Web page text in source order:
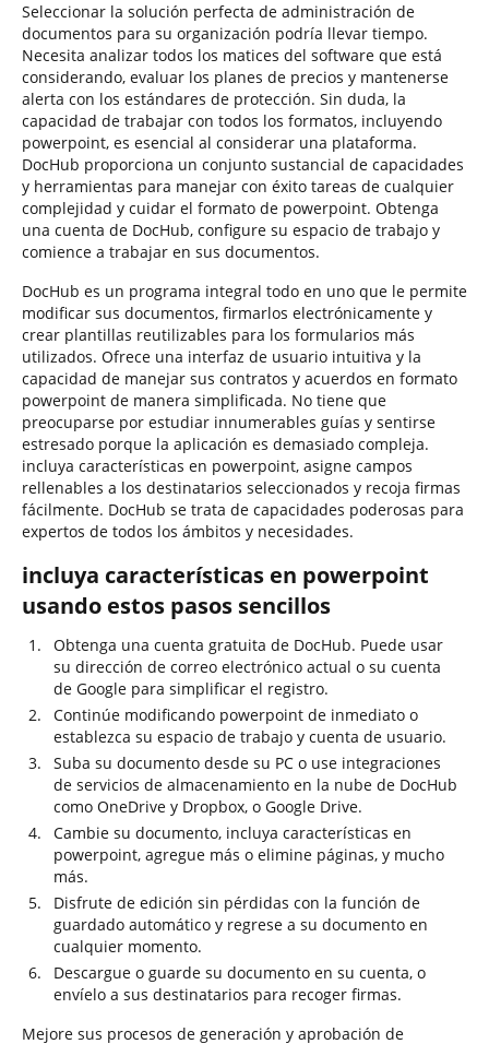
Seleccionar la solución perfecta de administración de
documentos para su organización podría llevar tiempo.
Necesita analizar todos los matices del software que está
considerando, evaluar los planes de precios y mantenerse
alerta con los estándares de protección. Sin duda, la
capacidad de trabajar con todos los formatos, incluyendo
powerpoint, es esencial al considerar una plataforma.
DocHub proporciona un conjunto sustancial de capacidades
y herramientas para manejar con éxito tareas de cualquier
complejidad y cuidar el formato de powerpoint. Obtenga
una cuenta de DocHub, configure su espacio de trabajo y
comience a trabajar en sus documentos.
DocHub es un programa integral todo en uno que le permite
modificar sus documentos, firmarlos electrónicamente y
crear plantillas reutilizables para los formularios más
utilizados. Ofrece una interfaz de usuario intuitiva y la
capacidad de manejar sus contratos y acuerdos en formato
powerpoint de manera simplificada. No tiene que
preocuparse por estudiar innumerables guías y sentirse
estresado porque la aplicación es demasiado compleja.
incluya características en powerpoint, asigne campos
rellenables a los destinatarios seleccionados y recoja firmas
fácilmente. DocHub se trata de capacidades poderosas para
expertos de todos los ámbitos y necesidades.
incluya características en powerpoint
usando estos pasos sencillos
Obtenga una cuenta gratuita de DocHub. Puede usar
su dirección de correo electrónico actual o su cuenta
de Google para simplificar el registro.
Continúe modificando powerpoint de inmediato o
establezca su espacio de trabajo y cuenta de usuario.
Suba su documento desde su PC o use integraciones
de servicios de almacenamiento en la nube de DocHub
como OneDrive y Dropbox, o Google Drive.
Cambie su documento, incluya características en
powerpoint, agregue más o elimine páginas, y mucho
más.
Disfrute de edición sin pérdidas con la función de
guardado automático y regrese a su documento en
cualquier momento.
Descargue o guarde su documento en su cuenta, o
envíelo a sus destinatarios para recoger firmas.
Mejore sus procesos de generación y aprobación de